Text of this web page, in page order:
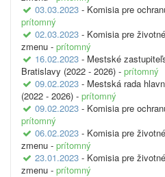
03.03.2023 - Komisia pre
prítomný
02.03.2023 - Komisia pre
zmenu - prítomný
16.02.2023 - Mestské
Bratislavy (2022 - 2026) - prítomný
09.02.2023 - Mestská rada
(2022 - 2026) - prítomný
09.02.2023 - Komisia pre
prítomný
06.02.2023 - Komisia pre
zmenu - prítomný
23.01.2023 - Komisia pre
zmenu - prítomný